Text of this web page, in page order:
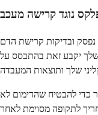
נפסק ובדיקות קרישת הדם
יקבע זאת בהתבסס על
כדי להבטיח שהדימום לא
לתקופה מסוימת לאחר